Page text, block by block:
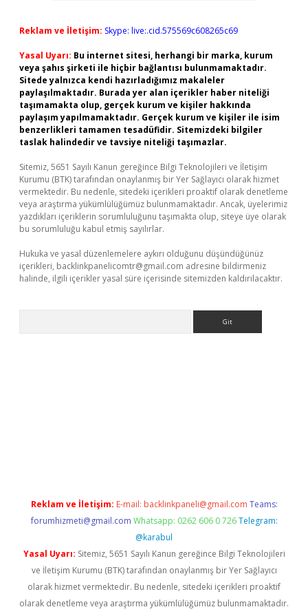
Reklam ve İletişim: Skype: live:.cid.575569c608265c69
Yasal Uyarı: Bu internet sitesi, herhangi bir marka, kurum
veya şahıs şirketi ile hiçbir bağlantısı bulunmamaktadır.
Sitede yalnızca kendi hazırladığımız makaleler
paylaşılmaktadır. Burada yer alan içerikler haber niteliği
taşımamakta olup, gerçek kurum ve kişiler hakkında
paylaşım yapılmamaktadır. Gerçek kurum ve kişiler ile isim
benzerlikleri tamamen tesadüfidir. Sitemizdeki bilgiler
taslak halindedir ve tavsiye niteliği taşımazlar.
Sitemiz, 5651 Sayılı Kanun gereğince Bilgi Teknolojileri ve İletişim
Kurumu (BTK) tarafından onaylanmış bir Yer Sağlayıcı olarak hizmet
vermektedir. Bu nedenle, sitedeki içerikleri proaktif olarak denetleme
veya araştırma yükümlülüğümüz bulunmamaktadır. Ancak, üyelerimiz
yazdıkları içeriklerin sorumluluğunu taşımakta olup, siteye üye olarak
bu sorumluluğu kabul etmiş sayılırlar.
Hukuka ve yasal düzenlemelere aykırı olduğunu düşündüğünüz
içerikleri, backlinkpanelicomtr@gmail.com adresine bildirmeniz
halinde, ilgili içerikler yasal süre içerisinde sitemizden kaldırılacaktır.
Reklam ve İletişim: E-mail: backlinkpaneli@gmail.com Teams:
forumhizmeti@gmail.com Whatsapp: 0262 606 0 726 Telegram:
@karabul
Yasal Uyarı: Sitemiz, 5651 Sayılı Kanun gereğince Bilgi Teknolojileri
ve İletişim Kurumu (BTK) tarafından onaylanmış bir Yer Sağlayıcı
olarak hizmet vermektedir. Bu nedenle, sitedeki içerikleri proaktif
olarak denetleme veya araştırma yükümlülüğümüz bulunmamaktadır.